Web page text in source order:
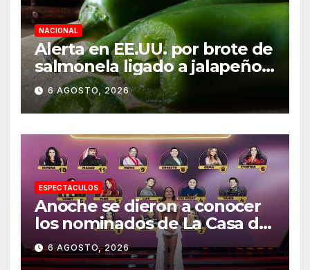
NACIONAL
Alerta en EE.UU. por brote de
salmonela ligado a jalapeños
mexicanos; reportan 345
casos
6 AGOSTO, 2026
ESPECTACULOS
Anoche se dieron a conocer
los nominados de La Casa de
los Famosos México 2026 en
la segunda semana
6 AGOSTO, 2026